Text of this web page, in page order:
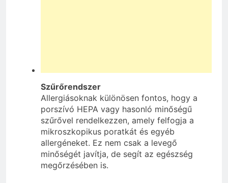
Szűrőrendszer
Allergiásoknak különösen fontos, hogy a
porszívó HEPA vagy hasonló minőségű
szűrővel rendelkezzen, amely felfogja a
mikroszkopikus poratkát és egyéb
allergéneket. Ez nem csak a levegő
minőségét javítja, de segít az egészség
megőrzésében is.